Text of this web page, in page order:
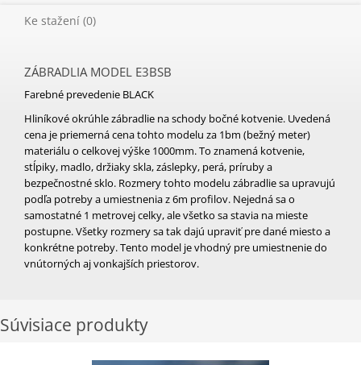
Ke stažení (0)
ZÁBRADLIA MODEL E3BSB
Farebné prevedenie BLACK
Hliníkové okrúhle zábradlie na schody bočné kotvenie. Uvedená
cena je priemerná cena tohto modelu za 1bm (bežný meter)
materiálu o celkovej výške 1000mm. To znamená kotvenie,
stĺpiky, madlo, držiaky skla, záslepky, perá, príruby a
bezpečnostné sklo. Rozmery tohto modelu zábradlie sa upravujú
podľa potreby a umiestnenia z 6m profilov. Nejedná sa o
samostatné 1 metrovej celky, ale všetko sa stavia na mieste
postupne. Všetky rozmery sa tak dajú upraviť pre dané miesto a
konkrétne potreby. Tento model je vhodný pre umiestnenie do
vnútorných aj vonkajších priestorov.
Súvisiace produkty